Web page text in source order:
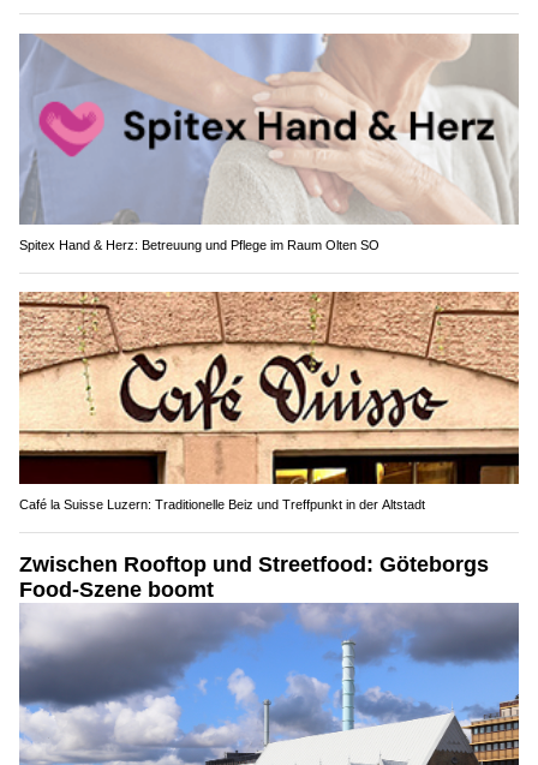
Spitex Hand & Herz: Betreuung und Pflege im Raum Olten SO
Café la Suisse Luzern: Traditionelle Beiz und Treffpunkt in der Altstadt
Zwischen Rooftop und Streetfood: Göteborgs
Food-Szene boomt